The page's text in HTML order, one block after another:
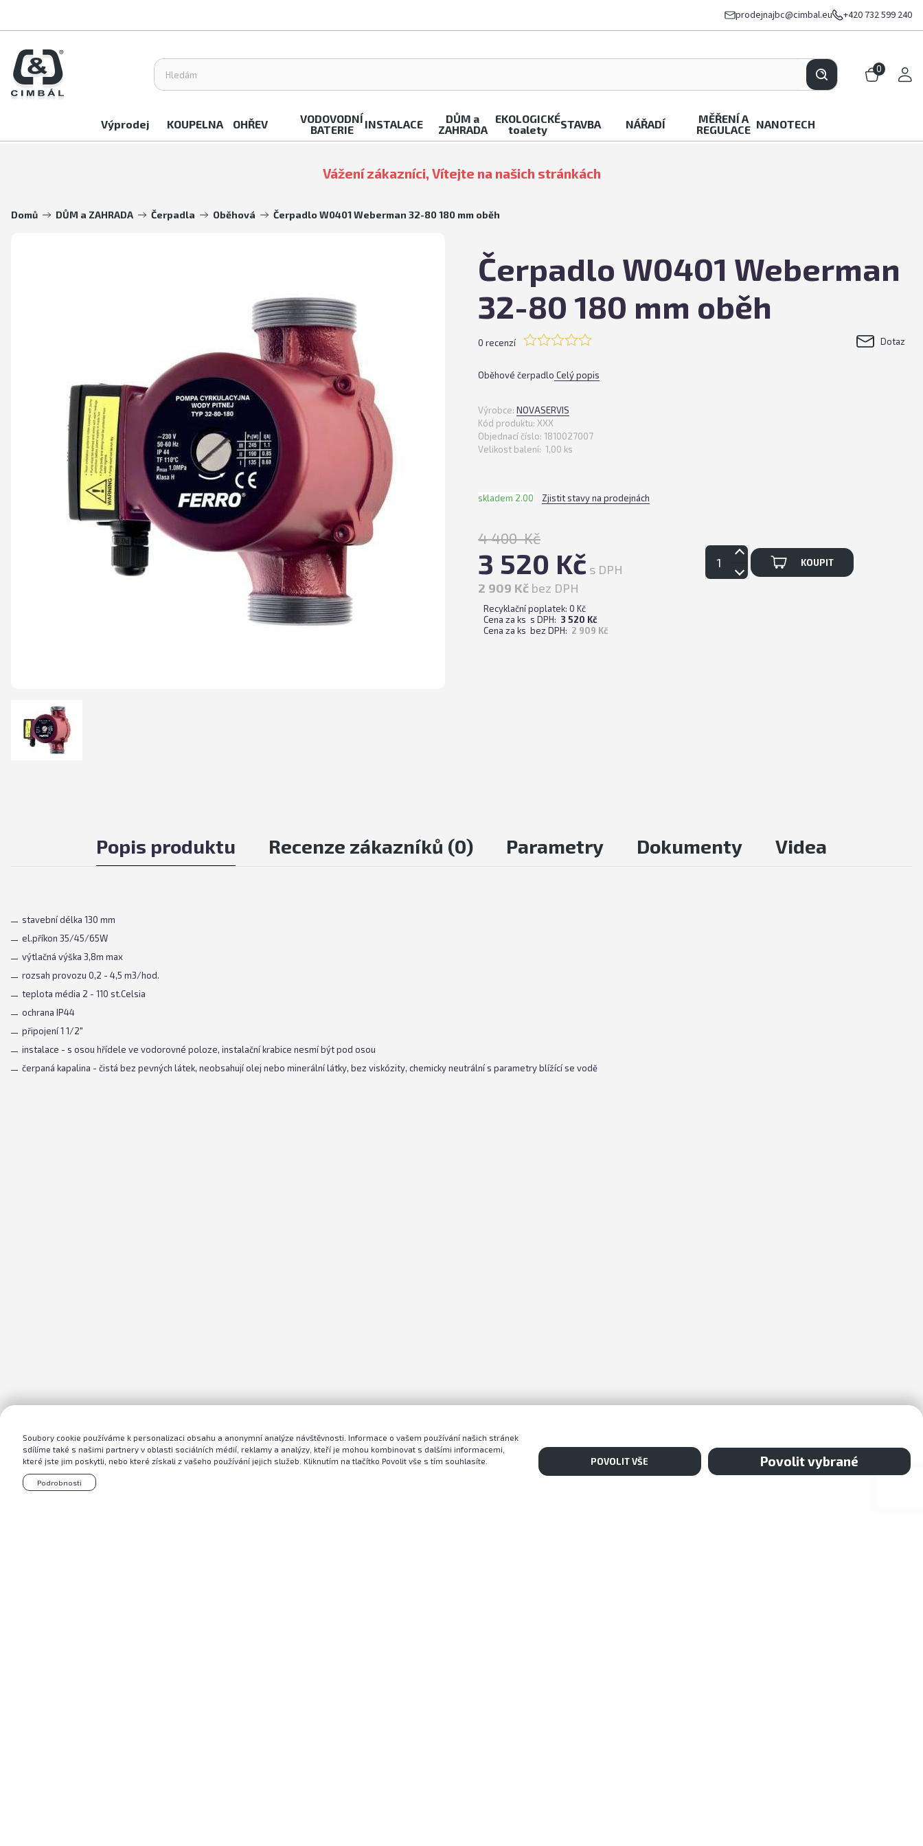
prodejnajbc@cimbal.eu +420 732 599 240
0
Výprodej KOUPELNA OHŘEV
VODOVODNÍ
BATERIE
INSTALACE
DŮM a
ZAHRADA
EKOLOGICKÉ
toalety
STAVBA NÁŘADÍ
MĚŘENÍ A
REGULACE NANOTECH
Vážení zákazníci, Vítejte na našich stránkách
Domů DŮM a ZAHRADA Čerpadla Oběhová Čerpadlo W0401 Weberman 32-80 180 mm oběh
Čerpadlo W0401 Weberman
32-80 180 mm oběh
0 recenzí Dotaz
Oběhové čerpadlo Celý popis
Výrobce: NOVASERVIS
Kód produktu: XXX
Objednací číslo: 1810027007
Velikost balení: 1,00 ks
skladem 2.00 Zjistit stavy na prodejnách
4 400 Kč
3 520 Kč s DPH
2 909 Kč bez DPH
KOUPIT
Recyklační poplatek: 0 Kč
Cena za ks s DPH: 3 520 Kč
Cena za ks bez DPH: 2 909 Kč
Popis produktu Recenze zákazníků (0) Parametry Dokumenty Videa
stavební délka 130 mm
el.příkon 35/45/65W
výtlačná výška 3,8m max
rozsah provozu 0,2 - 4,5 m3/hod.
teplota média 2 - 110 st.Celsia
ochrana IP44
připojení 1 1/2"
instalace - s osou hřídele ve vodorovné poloze, instalační krabice nesmí být pod osou
čerpaná kapalina - čistá bez pevných látek, neobsahují olej nebo minerální látky, bez viskózity, chemicky neutrální s parametry blížící se vodě
Soubory cookie používáme k personalizaci obsahu a anonymní analýze návštěvnosti. Informace o vašem používání našich stránek
sdílíme také s našimi partnery v oblasti sociálních médií, reklamy a analýzy, kteří je mohou kombinovat s dalšími informacemi,
které jste jim poskytli, nebo které získali z vašeho používání jejich služeb. Kliknutím na tlačítko Povolit vše s tím souhlasíte.
Podrobnosti
POVOLIT VŠE Povolit vybrané